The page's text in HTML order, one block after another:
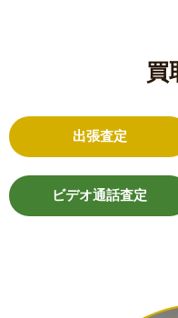
買
出張査定
ビデオ通話査定